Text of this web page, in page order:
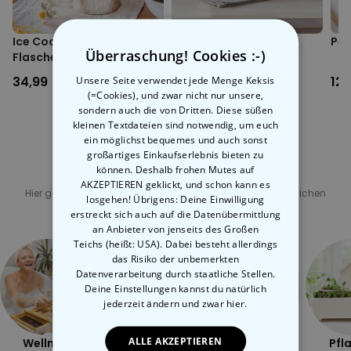
Ice Cooler - Kreativer
Flaschenkühler
34,99 CHF 16,99 CHF
Verwandte Kategorie
Hier geht's zu unseren anderen Kategorien mit ungewöhnlichen
Geschenken
Wellness Draussen Frech
Überraschung! Cookies :-)
Unsere Seite verwendet jede Menge Keksis
(=Cookies), und zwar nicht nur unsere,
sondern auch die von Dritten. Diese süßen
kleinen Textdateien sind notwendig, um euch
ein möglichst bequemes und auch sonst
großartiges Einkaufserlebnis bieten zu
können. Deshalb frohen Mutes auf
AKZEPTIEREN geklickt, und schon kann es
losgehen! Übrigens: Deine Einwilligung
erstreckt sich auch auf die Datenübermittlung
an Anbieter von jenseits des Großen
Teichs (heißt: USA). Dabei besteht allerdings
das Risiko der unbemerkten
Datenverarbeitung durch staatliche Stellen.
Deine Einstellungen kannst du natürlich
jederzeit ändern und zwar hier.
ALLE AKZEPTIEREN